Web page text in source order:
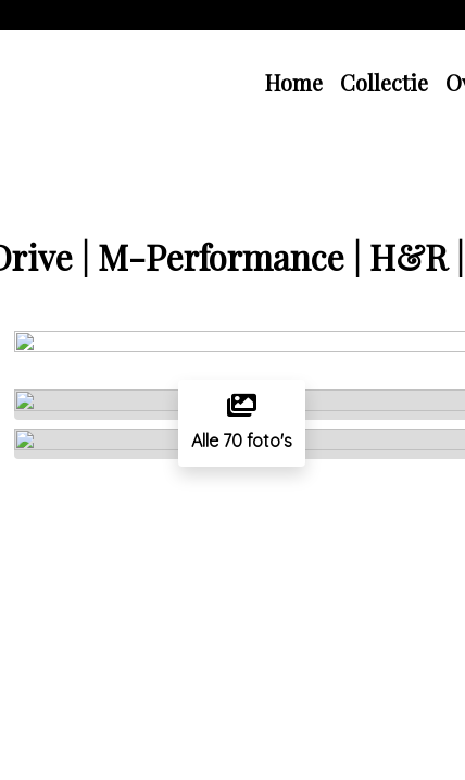
Home Collectie
| M-Performance | H&R
Alle 70 foto's